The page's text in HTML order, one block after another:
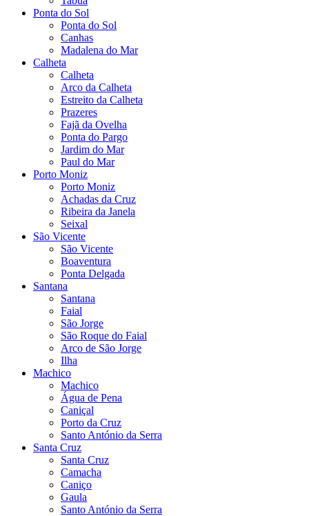
Ponta do Sol
Ponta do Sol
Canhas
Madalena do Mar
Calheta
Calheta
Arco da Calheta
Estreito da Calheta
Prazeres
Fajã da Ovelha
Ponta do Pargo
Jardim do Mar
Paul do Mar
Porto Moniz
Porto Moniz
Achadas da Cruz
Ribeira da Janela
Seixal
São Vicente
São Vicente
Boaventura
Ponta Delgada
Santana
Santana
Faial
São Jorge
São Roque do Faial
Arco de São Jorge
Ilha
Machico
Machico
Água de Pena
Caniçal
Porto da Cruz
Santo António da Serra
Santa Cruz
Santa Cruz
Camacha
Caniço
Gaula
Santo António da Serra